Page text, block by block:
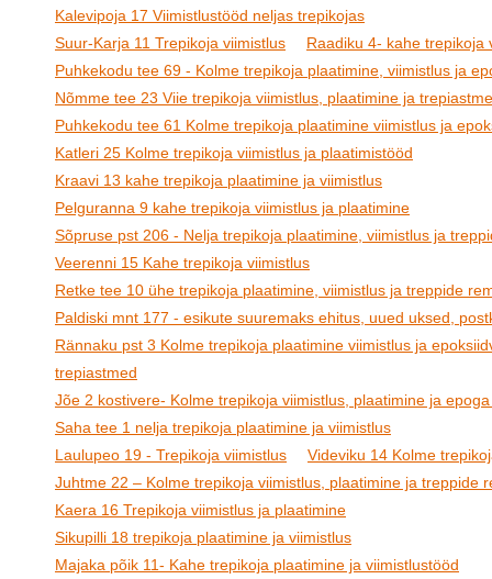
Kalevipoja 17 Viimistlustööd neljas trepikojas
Suur-Karja 11 Trepikoja viimistlus
Raadiku 4- kahe trepikoja
Puhkekodu tee 69 - Kolme trepikoja plaatimine, viimistlus ja
Nõmme tee 23 Viie trepikoja viimistlus, plaatimine ja
Puhkekodu tee 61 Kolme trepikoja plaatimine viimistlus ja
Katleri 25 Kolme trepikoja viimistlus ja plaatimistööd
Kraavi 13 kahe trepikoja plaatimine ja viimistlus
Pelguranna 9 kahe trepikoja viimistlus ja plaatimine
Sõpruse pst 206 - Nelja trepikoja plaatimine, viimistlus ja
Veerenni 15 Kahe trepikoja viimistlus
Retke tee 10 ühe trepikoja plaatimine, viimistlus ja treppide
Paldiski mnt 177 - esikute suuremaks ehitus, uued uksed,
Rännaku pst 3 Kolme trepikoja plaatimine viimistlus ja
trepiastmed
Jõe 2 kostivere- Kolme trepikoja viimistlus, plaatimine ja
Saha tee 1 nelja trepikoja plaatimine ja viimistlus
Laulupeo 19 - Trepikoja viimistlus
Videviku 14 Kolme
Juhtme 22 – Kolme trepikoja viimistlus, plaatimine ja treppide
Kaera 16 Trepikoja viimistlus ja plaatimine
Sikupilli 18 trepikoja plaatimine ja viimistlus
Majaka põik 11- Kahe trepikoja plaatimine ja viimistlustööd